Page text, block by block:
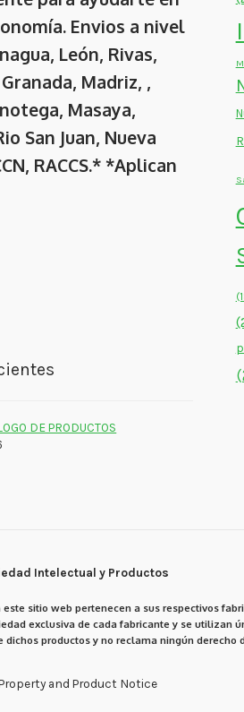
Envios a nivel
León, Rivas,
Madriz, ,
Masaya,
San Juan, Nueva
RACCS.* *Aplican
DE PRODUCTOS
Intelectual y Productos
sitio web pertenecen a sus respectivos
exclusiva de cada fabricante y se utilizan
productos y no reclama ningún derecho
and Product Notice